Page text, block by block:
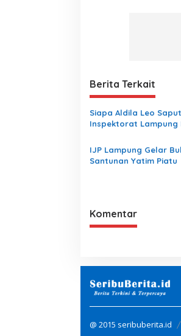
Berita Terkait
Siapa Aldila Leo
Inspektorat Lampung
IJP Lampung Gelar
Santunan Yatim Piatu
Komentar
@ 2015 seribuberita.id